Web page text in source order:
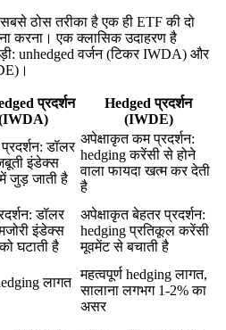
ठोस तरीका है एक ही ETF की दो
करना। एक क्लासिक उदाहरण है
unhedged वर्जन (टिकर IWDA) और
प्रदर्शन
Hedged प्रदर्शन
(IWDE)
डॉलर
इंडेक्स
में जुड़ जाती है
अपेक्षाकृत कम प्रदर्शन:
hedging करेंसी से होने
वाला फायदा खत्म कर देती
है
डॉलर
इंडेक्स
को घटाती है
अपेक्षाकृत बेहतर प्रदर्शन:
hedging प्रतिकूल करेंसी
मूवमेंट से बचाती है
लागत
महत्वपूर्ण hedging लागत,
सालाना लगभग 1-2% का
असर